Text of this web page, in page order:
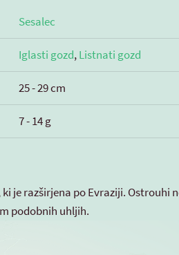
Sesalec
Iglasti gozd,Listnati gozd
25 - 29 cm
7 - 14 g
je razširjena po Evraziji. Ostrouhi
podobnih uhljih.